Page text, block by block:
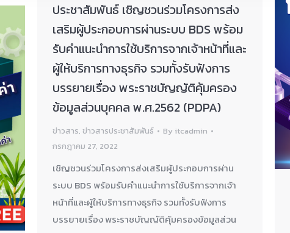
ประชาสัมพันธ์ เชิญชวนร่วมโครงการส่ง
เสริมผู้ประกอบการผ่านระบบ BDS พร้อม
รับคำแนะนำการใช้บริการจากเจ้าหน้าที่และ
ผู้ให้บริการทางธุรกิจ รวมทั้งรับฟังการ
บรรยายเรื่อง พระราชบัญญัติคุ้มครอง
ข้อมูลส่วนบุคคล พ.ศ.2562 (PDPA)
ข่าวสาร, ข่าวสารประชาสัมพันธ์ By itcadmin
กรกฎาคม 27, 2022
เชิญชวนร่วมโครงการส่งเสริมผู้ประกอบการผ่าน
ระบบ BDS พร้อมรับคำแนะนำการใช้บริการจากเจ้า
หน้าที่และผู้ให้บริการทางธุรกิจ รวมทั้งรับฟังการ
บรรยายเรื่อง พระราชบัญญัติคุ้มครองข้อมูลส่วน